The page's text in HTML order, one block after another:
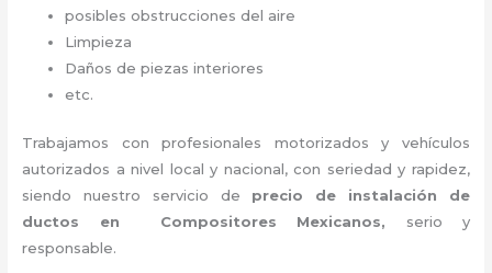
posibles obstrucciones del aire
Limpieza
Daños de piezas interiores
etc.
Trabajamos con profesionales motorizados y vehículos
autorizados a nivel local y nacional, con seriedad y rapidez,
siendo nuestro servicio de precio de instalación de
ductos
en Compositores Mexicanos, serio y
responsable.